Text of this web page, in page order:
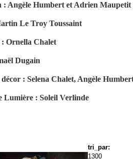
: Angèle Humbert et Adrien Maupetit
Le Troy Toussaint
Ornella Chalet
Dugain
: Selena Chalet, Angèle
Lumière : Soleil Verlinde
tri_par:
1300